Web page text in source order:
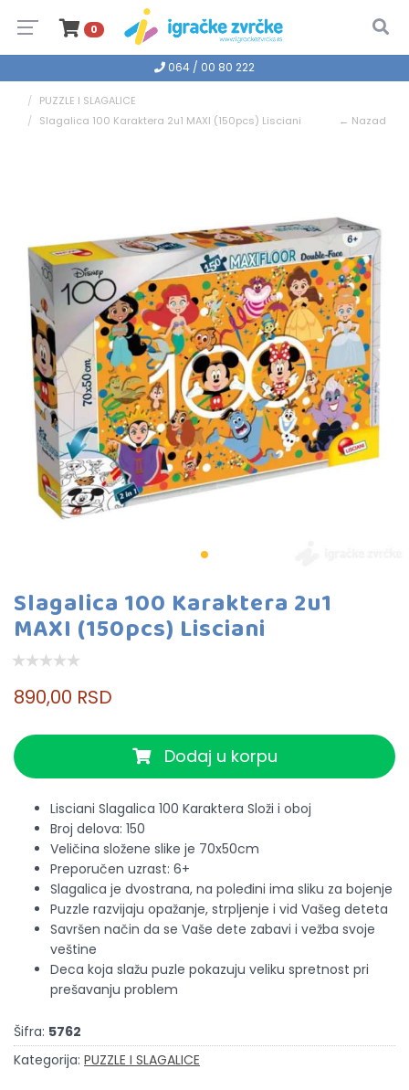
0
064 / 00 80 222
PUZZLE I SLAGALICE
Slagalica 100 Karaktera 2u1 MAXI (150pcs) Lisciani
← Nazad
Slagalica 100 Karaktera 2u1
MAXI (150pcs) Lisciani
890,00 RSD
Dodaj u korpu
Lisciani Slagalica 100 Karaktera Složi i oboj
Broj delova: 150
Veličina složene slike je 70x50cm
Preporučen uzrast: 6+
Slagalica je dvostrana, na poleđini ima sliku za bojenje
Puzzle razvijaju opažanje, strpljenje i vid Vašeg deteta
Savršen način da se Vaše dete zabavi i vežba svoje
veštine
Deca koja slažu puzle pokazuju veliku spretnost pri
prešavanju problem
Šifra: 5762
Kategorija: PUZZLE I SLAGALICE